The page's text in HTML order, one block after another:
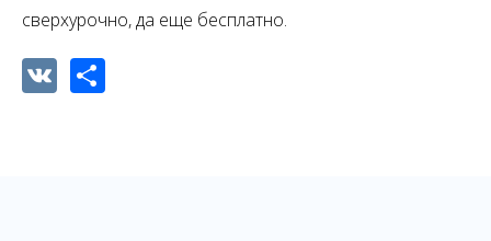
сверхурочно, да еще бесплатно.
VK Share